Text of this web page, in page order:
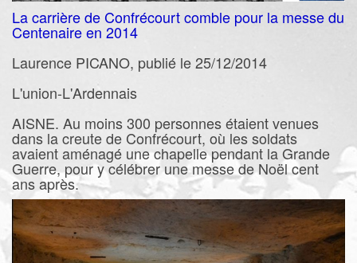
La carrière de Confrécourt comble pour la messe du
Centenaire en 2014
Laurence PICANO, publié le 25/12/2014
L'union-L'Ardennais
AISNE. Au moins 300 personnes étaient venues
dans la creute de Confrécourt, où les soldats
avaient aménagé une chapelle pendant la Grande
Guerre, pour y célébrer une messe de Noël cent
ans après.